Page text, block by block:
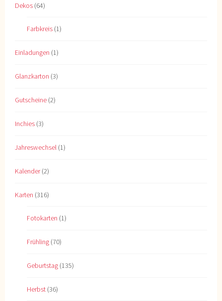
Dekos (64)
Farbkreis (1)
Einladungen (1)
Glanzkarton (3)
Gutscheine (2)
Inchies (3)
Jahreswechsel (1)
Kalender(2)
Karten (316)
Fotokarten (1)
Frühling (70)
Geburtstag (135)
Herbst (36)